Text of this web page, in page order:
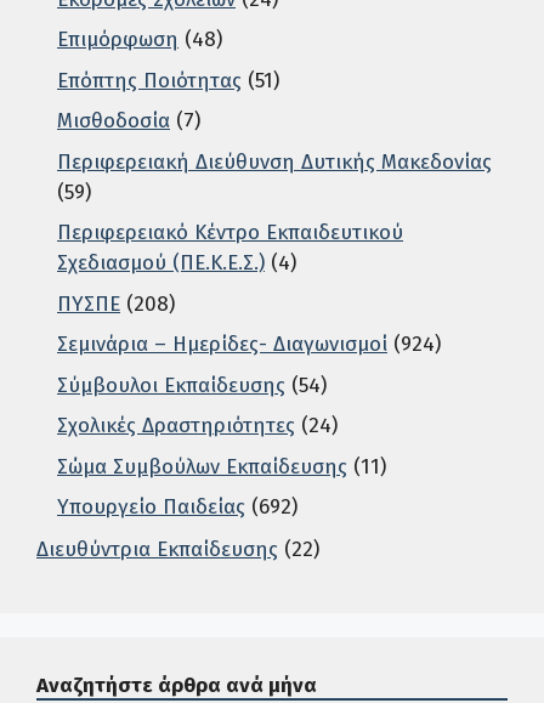
Επιμόρφωση (48)
Επόπτης Ποιότητας (51)
Μισθοδοσία (7)
Περιφερειακή Διεύθυνση Δυτικής Μακεδονίας
(59)
Περιφερειακό Κέντρο Εκπαιδευτικού
Σχεδιασμού (ΠΕ.Κ.Ε.Σ.) (4)
ΠΥΣΠΕ (208)
Σεμινάρια – Ημερίδες- Διαγωνισμοί (924)
Σύμβουλοι Εκπαίδευσης (54)
Σχολικές Δραστηριότητες (24)
Σώμα Συμβούλων Εκπαίδευσης (11)
Υπουργείο Παιδείας (692)
Διευθύντρια Εκπαίδευσης (22)
Αναζητήστε άρθρα ανά μήνα